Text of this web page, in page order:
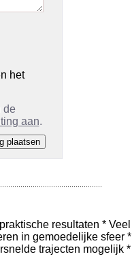
het
de
aan.
resultaten * Veel
in gemoedelijke sfeer *
trajecten mogelijk *